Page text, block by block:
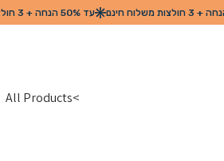
>
All Products